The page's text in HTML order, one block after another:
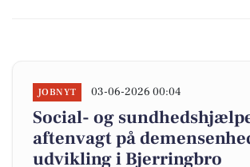
JOBNYT 03-06-2026 00:04
Social- og
aftenvagt på
udvikling i Bjerringbro